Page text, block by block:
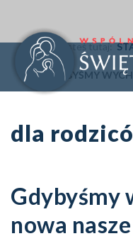
Jesteś tutaj:
GDYBYŚMY
dla
Gdybyśmy
nowa